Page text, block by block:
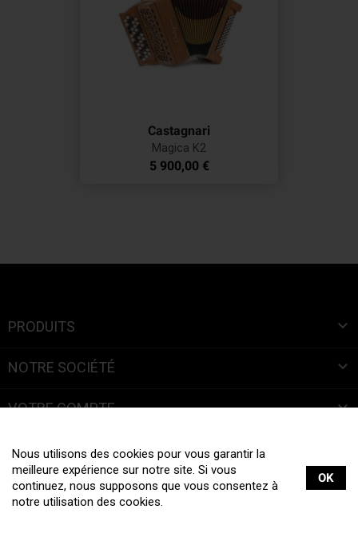
Nous utilisons des cookies pour vous garantir la
meilleure expérience sur notre site. Si vous
continuez, nous supposons que vous consentez à
notre utilisation des cookies.
OK
Castagnari
Magica K2
Prix
5 900,00 €
PRODUITS 
NOTRE SOCIÉTÉ 
VOTRE COMPTE 
INFORMATIONS
Tous droits réservés © 2019 La Boite à Bretelles |